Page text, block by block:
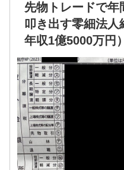
先物トレードで年
叩き出す零細法
年収1億5000万円）